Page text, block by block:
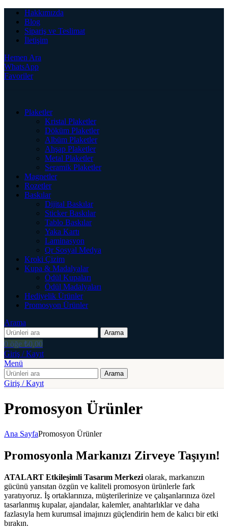
Hakkımızda
Blog
Sipariş ve Teslimat
İletişim
Hemen Ara
WhatsApp
Favoriler
Plaketler
Kristal Plaketler
Döküm Plaketler
Albüm Plaketler
Ahşap Plaketler
Metal Plaketler
Seramik Plaketler
Magnetler
Rozetler
Baskılar
Dijital Baskılar
Sticker Baskılar
Tablo Baskılar
Yaka Kartı
Laminasyon
Qr Sosyal Medya
Kroki Çizim
Kupa & Madalyalar
Ödül Kupaları
Ödül Madalyaları
Hediyelik Ürünler
Promosyon Ürünler
Arama
Arama
0 öğe ₺0,00
Giriş / Kayıt
Menü
Arama
Giriş / Kayıt
Promosyon Ürünler
Ana SayfaPromosyon Ürünler
Promosyonla Markanızı Zirveye Taşıyın!
ATALART Etkileşimli Tasarım Merkezi olarak, markanızın
gücünü yansıtan özgün ve kaliteli promosyon ürünlerle fark
yaratıyoruz. İş ortaklarınıza, müşterilerinize ve çalışanlarınıza özel
tasarlanmış kupalar, ajandalar, kalemler, anahtarlıklar ve daha
fazlasıyla hem kurumsal imajınızı güçlendirin hem de kalıcı bir etki
bırakın.